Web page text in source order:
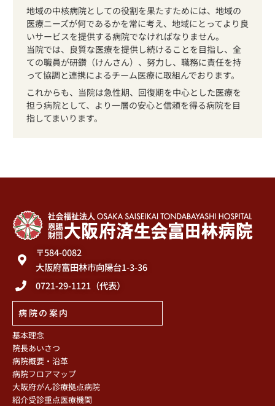
地域の中核病院としての役割を果たすためには、地域の
医療ニーズが何であるかを常に考え、地域にとってより良
いサービスを提供する病院でなければなりません。
当院では、良質な医療を提供し続けることを目指し、全
ての職員が研鑽（けんさん）、努力し、職務に責任を持
って協調と連携によるチーム医療に取組んでおります。
これからも、当院は急性期、回復期を中心とした医療を
担う病院として、より一層の安心と信頼を得る病院を目
指してまいります。
〒584-0082
大阪府富田林市向陽台1-3-36
0721-29-1121（代表）
病院の案内
基本理念
院長あいさつ
病院概要・沿革
病院フロアマップ
大阪府がん診療拠点病院
紹介受診重点医療機関